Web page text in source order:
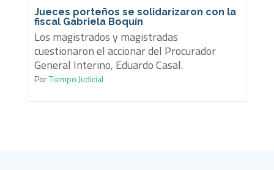
Jueces porteños se solidarizaron con la
fiscal Gabriela Boquín
Los magistrados y magistradas
cuestionaron el accionar del Procurador
General Interino, Eduardo Casal.
PorTiempo Judicial